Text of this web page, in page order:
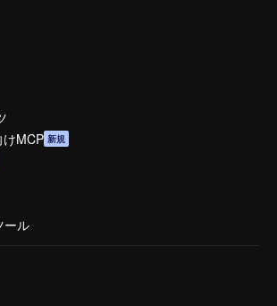
MCP 新規
ール